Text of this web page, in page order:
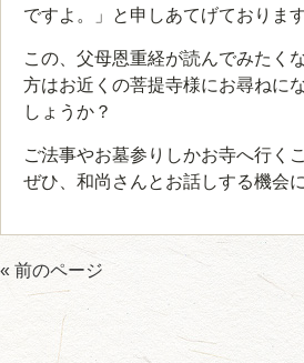
ですよ。」と申しあてげております
この、父母恩重経が読んでみたく
方はお近くの菩提寺様にお尋ねに
しょうか？
ご法事やお墓参りしかお寺へ行く
ぜひ、和尚さんとお話しする機会
« 前のページ